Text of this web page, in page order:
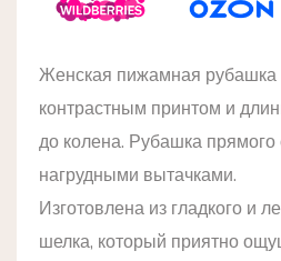
Женская пижамная рубашка
контрастным принтом и
до колена. Рубашка прямого
нагрудными вытачками.
Изготовлена из гладкого и
шелка, который приятно